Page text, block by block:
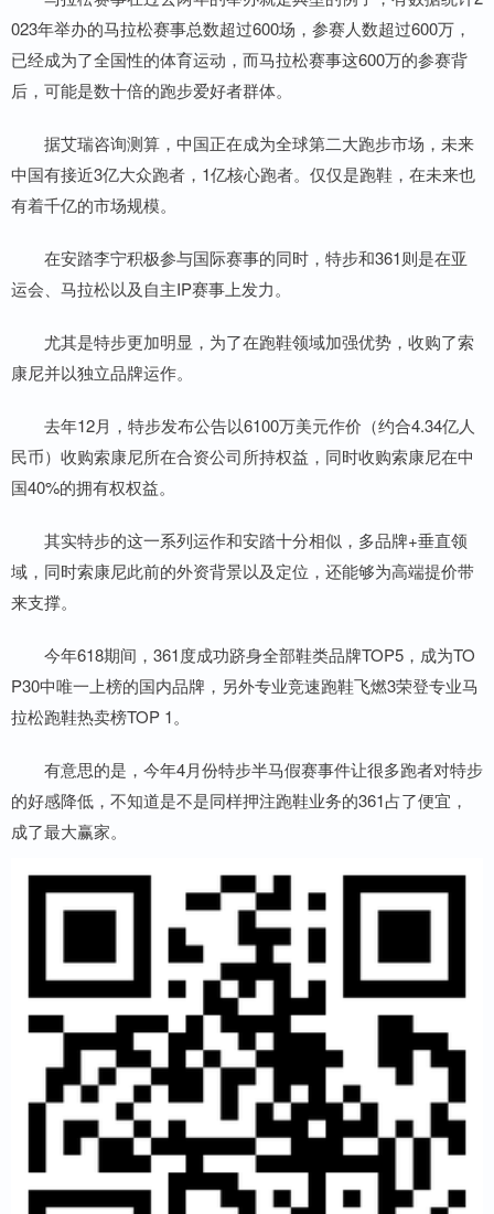
023年举办的马拉松赛事总数超过600场，参赛人数超过600万，
已经成为了全国性的体育运动，而马拉松赛事这600万的参赛背
后，可能是数十倍的跑步爱好者群体。
据艾瑞咨询测算，中国正在成为全球第二大跑步市场，未来
中国有接近3亿大众跑者，1亿核心跑者。仅仅是跑鞋，在未来也
有着千亿的市场规模。
在安踏李宁积极参与国际赛事的同时，特步和361则是在亚
运会、马拉松以及自主IP赛事上发力。
尤其是特步更加明显，为了在跑鞋领域加强优势，收购了索
康尼并以独立品牌运作。
去年12月，特步发布公告以6100万美元作价（约合4.34亿人
民币）收购索康尼所在合资公司所持权益，同时收购索康尼在中
国40%的拥有权权益。
其实特步的这一系列运作和安踏十分相似，多品牌+垂直领
域，同时索康尼此前的外资背景以及定位，还能够为高端提价带
来支撑。
今年618期间，361度成功跻身全部鞋类品牌TOP5，成为TO
P30中唯一上榜的国内品牌，另外专业竞速跑鞋飞燃3荣登专业马
拉松跑鞋热卖榜TOP 1。
有意思的是，今年4月份特步半马假赛事件让很多跑者对特步
的好感降低，不知道是不是同样押注跑鞋业务的361占了便宜，
成了最大赢家。